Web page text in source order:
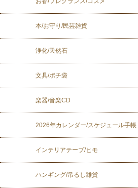
本/お守り/民芸雑貨
浄化/天然石
文具/ポチ袋
楽器/音楽CD
2026年カレンダー/スケジュール手帳
インテリアテープ/ヒモ
ハンギング/吊るし雑貨